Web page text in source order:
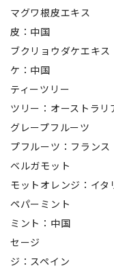
マグワ根皮エキ
皮：中国
ブクリョウダケエ
ケ：中国
ティーツリー
ツリー：オーストラリ
グレープフルー
プフルーツ：フランス
ベルガモット
モットオレンジ：イタ
ペパーミント
ミント：中国
セージ ：植
ジ：スペイン